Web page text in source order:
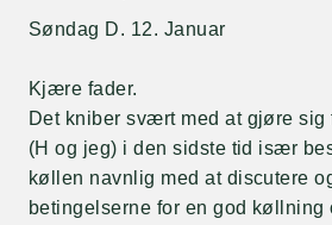
Søndag D. 12. Januar
Kjære fader.
Det kniber svært med at gjøre
(H og jeg) i den sidste tid især
køllen navnlig med at discutere
betingelserne for en god køllning